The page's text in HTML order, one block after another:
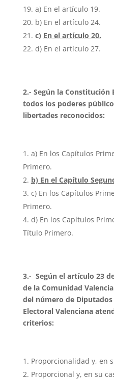
a) En el artículo 19.
b) En el artículo 24.
c) En el artículo 20.
d) En el artículo 27.
2.- Según la Constitución
todos los poderes
libertades reconocidos:
a) En los Capítulos
Primero.
b) En el Capítulo
c) En los Capítulos
Primero.
d) En los Capítulos
Título Primero.
3.- Según el artículo 23
de la Comunidad
del número de
Electoral Valenciana
criterios:
Proporcionalidad y, en
Proporcional y, en su